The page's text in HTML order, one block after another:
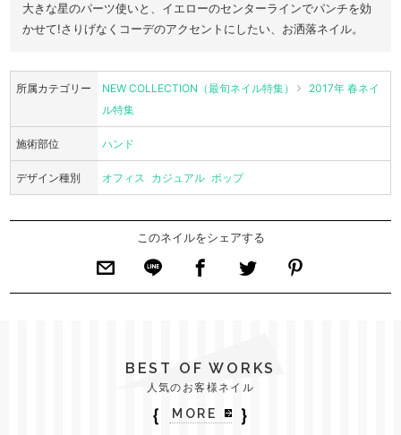
大きな星のパーツ使いと、イエローのセンターラインでパンチを効
かせて!さりげなくコーデのアクセントにしたい、お洒落ネイル。
所属カテゴリー NEW COLLECTION（最旬ネイル特集）
2017年 春ネイ
ル特集
施術部位 ハンド
デザイン種別 オフィス カジュアル ポップ
このネイルをシェアする
BEST OF WORKS
人気のお客様ネイル
｛ MORE ｝